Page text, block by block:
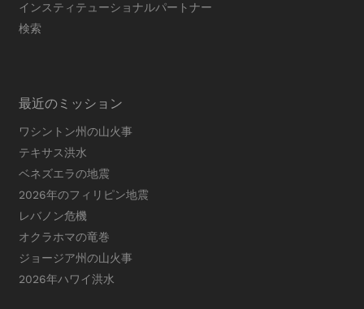
インスティテューショナルパートナー
検索
最近のミッション
ワシントン州の山火事
テキサス洪水
ベネズエラの地震
2026年のフィリピン地震
レバノン危機
オクラホマの竜巻
ジョージア州の山火事
2026年ハワイ洪水